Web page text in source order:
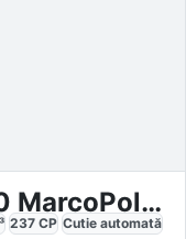
Mercedes-Benz V 300 MarcoPolo Avantgarde
237CP Cutie automată